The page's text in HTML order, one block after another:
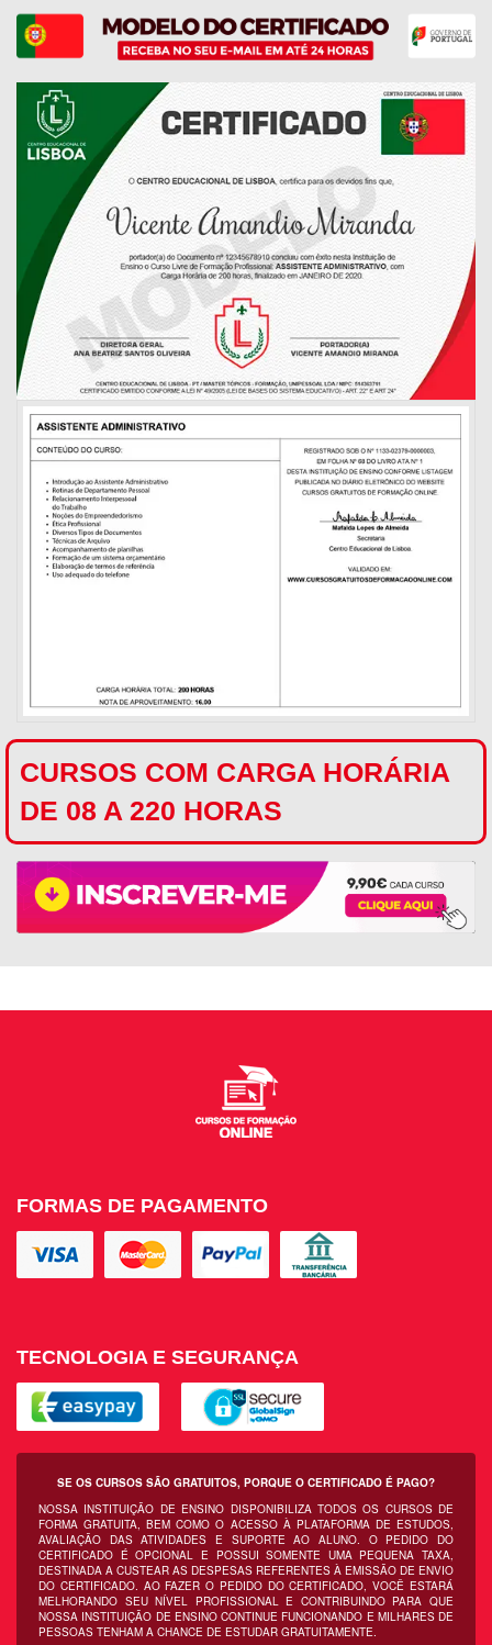
CURSOS COM CARGA HORÁRIA
DE 08 A 220 HORAS
FORMAS DE PAGAMENTO
TECNOLOGIA E SEGURANÇA
SE OS CURSOS SÃO GRATUITOS, PORQUE O CERTIFICADO É PAGO?
NOSSA INSTITUIÇÃO DE ENSINO DISPONIBILIZA TODOS OS CURSOS DE
FORMA GRATUITA, BEM COMO O ACESSO À PLATAFORMA DE ESTUDOS,
AVALIAÇÃO DAS ATIVIDADES E SUPORTE AO ALUNO. O PEDIDO DO
CERTIFICADO É OPCIONAL E POSSUI SOMENTE UMA PEQUENA TAXA,
DESTINADA A CUSTEAR AS DESPESAS REFERENTES À EMISSÃO DE ENVIO
DO CERTIFICADO. AO FAZER O PEDIDO DO CERTIFICADO, VOCÊ ESTARÁ
MELHORANDO SEU NÍVEL PROFISSIONAL E CONTRIBUINDO PARA QUE
NOSSA INSTITUIÇÃO DE ENSINO CONTINUE FUNCIONANDO E MILHARES DE
PESSOAS TENHAM A CHANCE DE ESTUDAR GRATUITAMENTE.